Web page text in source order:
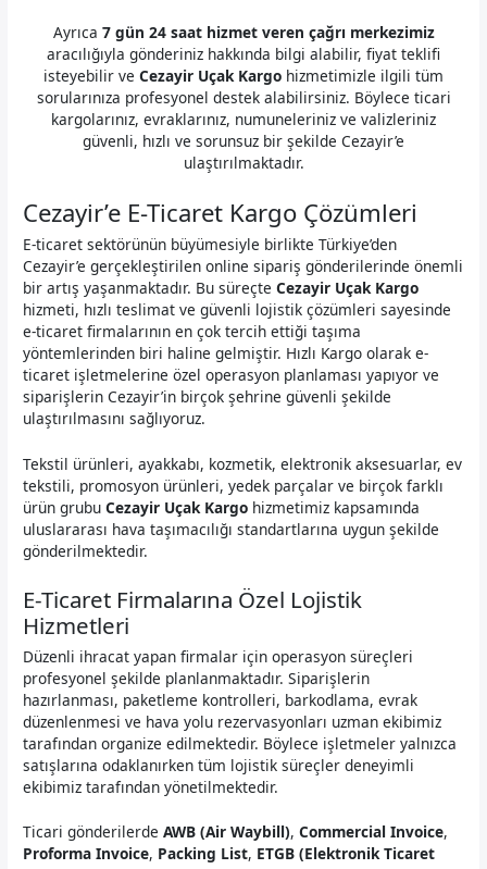
Ayrıca 7 gün 24 saat hizmet veren çağrı merkezimiz
aracılığıyla gönderiniz hakkında bilgi alabilir, fiyat teklifi
isteyebilir ve Cezayir Uçak Kargo hizmetimizle ilgili tüm
sorularınıza profesyonel destek alabilirsiniz. Böylece ticari
kargolarınız, evraklarınız, numuneleriniz ve valizleriniz
güvenli, hızlı ve sorunsuz bir şekilde Cezayir’e
ulaştırılmaktadır.
Cezayir’e E-Ticaret Kargo Çözümleri
E-ticaret sektörünün büyümesiyle birlikte Türkiye’den
Cezayir’e gerçekleştirilen online sipariş gönderilerinde önemli
bir artış yaşanmaktadır. Bu süreçteCezayir Uçak Kargo
hizmeti, hızlı teslimat ve güvenli lojistik çözümleri sayesinde
e-ticaret firmalarının en çok tercih ettiği taşıma
yöntemlerinden biri haline gelmiştir. Hızlı Kargo olarak e-
ticaret işletmelerine özel operasyon planlaması yapıyor ve
siparişlerin Cezayir’in birçok şehrine güvenli şekilde
ulaştırılmasını sağlıyoruz.
Tekstil ürünleri, ayakkabı, kozmetik, elektronik aksesuarlar, ev
tekstili, promosyon ürünleri, yedek parçalar ve birçok farklı
ürün grubuCezayir Uçak Kargo hizmetimiz kapsamında
uluslararası hava taşımacılığı standartlarına uygun şekilde
gönderilmektedir.
E-Ticaret Firmalarına Özel Lojistik
Hizmetleri
Düzenli ihracat yapan firmalar için operasyon süreçleri
profesyonel şekilde planlanmaktadır. Siparişlerin
hazırlanması, paketleme kontrolleri, barkodlama, evrak
düzenlenmesi ve hava yolu rezervasyonları uzman ekibimiz
tarafından organize edilmektedir. Böylece işletmeler yalnızca
satışlarına odaklanırken tüm lojistik süreçler deneyimli
ekibimiz tarafından yönetilmektedir.
Ticari gönderilerdeAWB (Air Waybill),Commercial Invoice,
Proforma Invoice, Packing List, ETGB (Elektronik Ticaret